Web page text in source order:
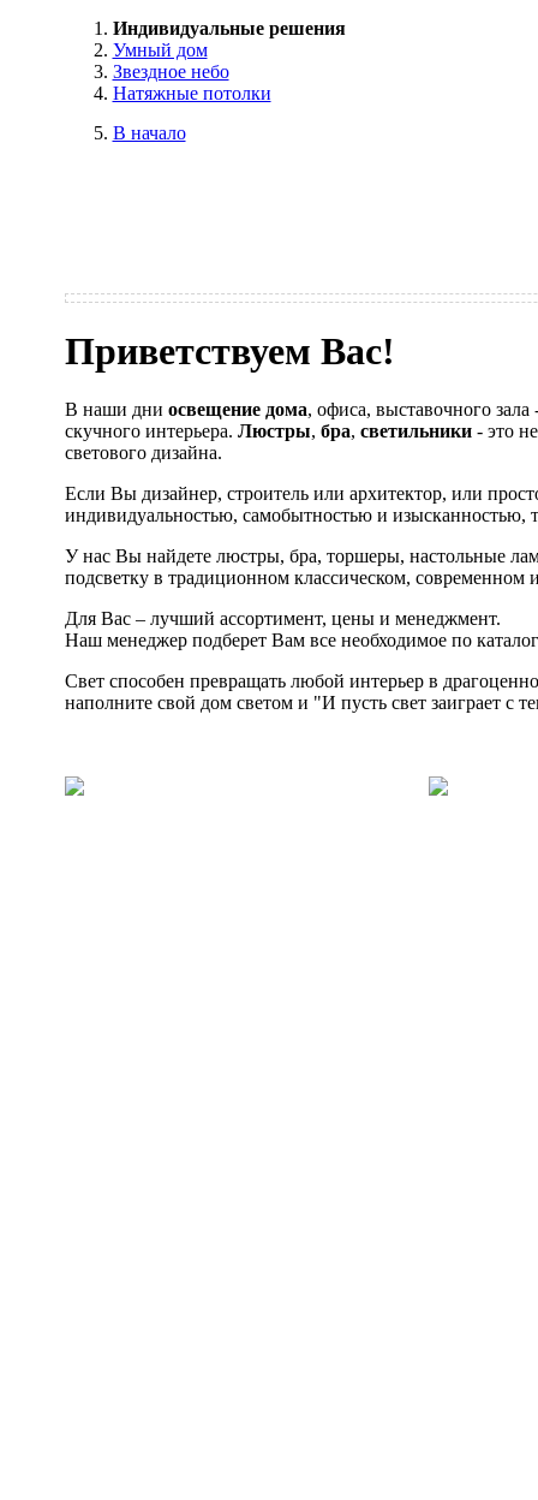
Индивидуальные решения
Умный дом
Звездное небо
Натяжные потолки
В начало
Приветствуем Вас!
В наши дни освещение дома, офиса, выставочного
скучного интерьера. Люстры, бра, светильники- это
светового дизайна.
Если Вы дизайнер, строитель или архитектор, или
индивидуальностью, самобытностью и изысканностью,
У нас Вы найдете люстры, бра, торшеры, настольные
подсветку в традиционном классическом,
Для Вас – лучший ассортимент, цены и менеджмент.
Наш менеджер подберет Вам все необходимое по
Свет способен превращать любой интерьер в
наполните свой дом светом и "И пусть свет заиграет с